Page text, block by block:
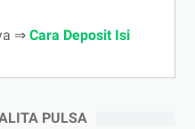
⇒ Cara Deposit Isi
PULSA